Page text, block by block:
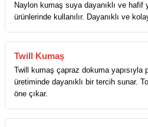
Naylon kumaş suya dayanıklı ve hafif
ürünlerinde kullanılır. Dayanıklı ve
Twill Kumaş
Twill kumaş çapraz dokuma yapısıyla
üretiminde dayanıklı bir tercih sunar.
öne çıkar.